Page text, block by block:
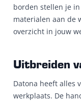
borden stellen je
materialen aan de
overzicht in jouw
Uitbreiden
Datona heeft alles
werkplaats. De